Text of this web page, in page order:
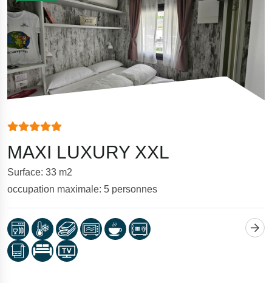
MAXI LUXURY XXL
Surface: 33 m2
occupation maximale: 5 personnes